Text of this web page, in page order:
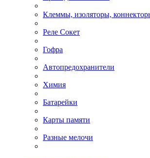
Клеммы, изоляторы,
Реле Сокет
Гофра
Автопредохранители
Химия
Батарейки
Карты памяти
Разные мелочи